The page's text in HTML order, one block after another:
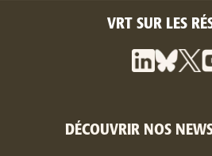
VRT SUR LES
DÉCOUVRIR NOS